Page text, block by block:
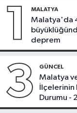
1 MALATYA
Malatya'da
deprem
3 GÜNCEL
Malatya
İlçelerinin
Durumu -
Temmuz